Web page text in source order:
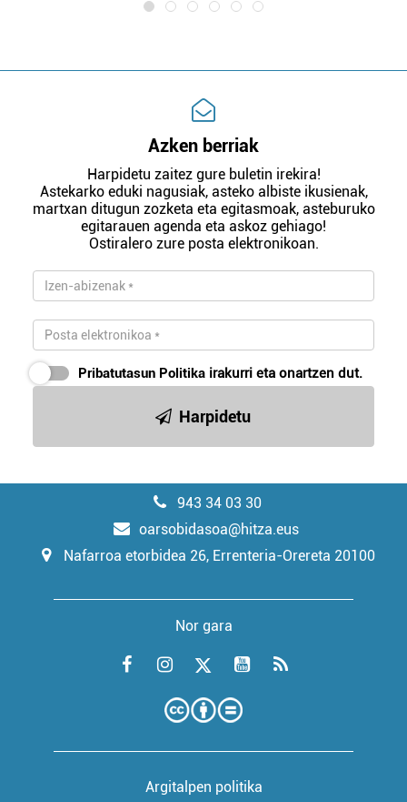
Azken berriak
Harpidetu zaitez gure buletin irekira!
Astekarko eduki nagusiak, asteko albiste ikusienak,
martxan ditugun zozketa eta egitasmoak, asteburuko
egitarauen agenda eta askoz gehiago!
Ostiralero zure posta elektronikoan.
Pribatutasun Politika irakurri eta onartzen dut.
Harpidetu
943 34 03 30
oarsobidasoa@hitza.eus
Nafarroa etorbidea 26, Errenteria-Orereta 20100
Nor gara
Argitalpen politika